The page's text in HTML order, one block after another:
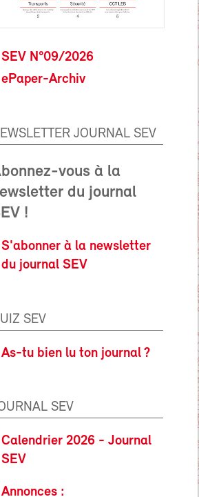
SEV N°09/2026
ePaper-Archiv
JOURNAL SEV
vous à la
du journal
!
S'abonner à la newsletter
du journal SEV
SEV
As-tu bien lu ton journal ?
SEV
Calendrier 2026 - Journal
SEV
Annonces :